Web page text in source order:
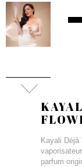
Kayali
parfum